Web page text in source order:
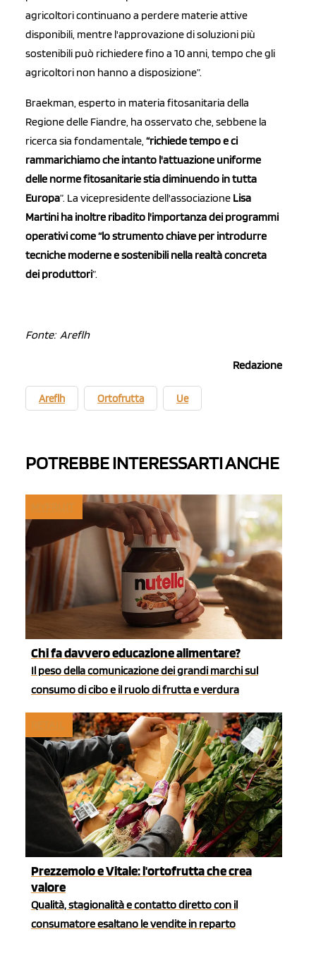
agricoltori continuano a perdere materie attive
disponibili, mentre l'approvazione di soluzioni più
sostenibili può richiedere fino a 10 anni, tempo che gli
agricoltori non hanno a disposizione”.
Braekman, esperto in materia fitosanitaria della
Regione delle Fiandre, ha osservato che, sebbene la
ricerca sia fondamentale, “richiede tempo e ci
rammarichiamo che intanto l'attuazione uniforme
delle norme fitosanitarie stia diminuendo in tutta
Europa”. La vicepresidente dell'associazione Lisa
Martini ha inoltre ribadito l'importanza dei programmi
operativi come “lo strumento chiave per introdurre
tecniche moderne e sostenibili nella realtà concreta
dei produttori”.
Fonte: Areflh
Redazione
Areflh Ortofrutta Ue
POTREBBE INTERESSARTI ANCHE
Chi fa davvero educazione alimentare?
Il peso della comunicazione dei grandi marchi sul
consumo di cibo e il ruolo di frutta e verdura
Prezzemolo e Vitale: l'ortofrutta che crea
valore
Qualità, stagionalità e contatto diretto con il
consumatore esaltano le vendite in reparto